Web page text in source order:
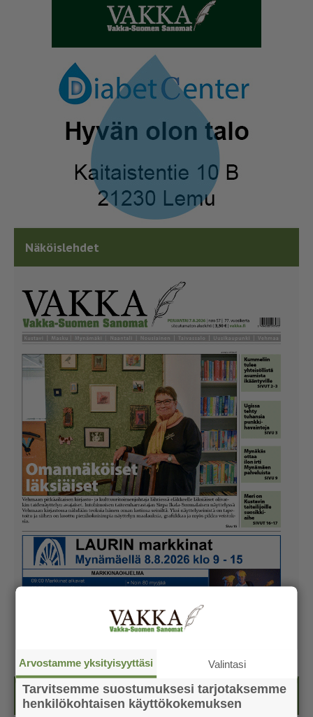
Näköislehdet
Kesälehti (ilmainen)
Arvostamme yksityisyyttäsi Valintasi
Tarvitsemme suostumuksesi tarjotaksemme
henkilökohtaisen käyttökokemuksen